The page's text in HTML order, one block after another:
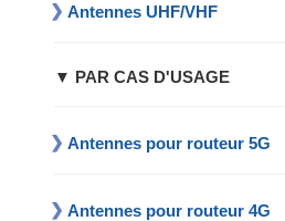
Antennes UHF/VHF
▼ PAR CAS D'USAGE
Antennes pour routeur 5G
Antennes pour routeur 4G